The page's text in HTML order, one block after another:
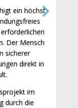
ein höchst
Der Mensch
sicherer
direkt in
im
durch die